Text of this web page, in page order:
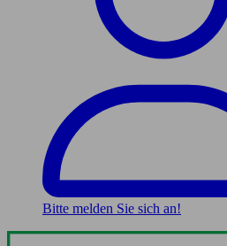
Bitte melden Sie sich an!